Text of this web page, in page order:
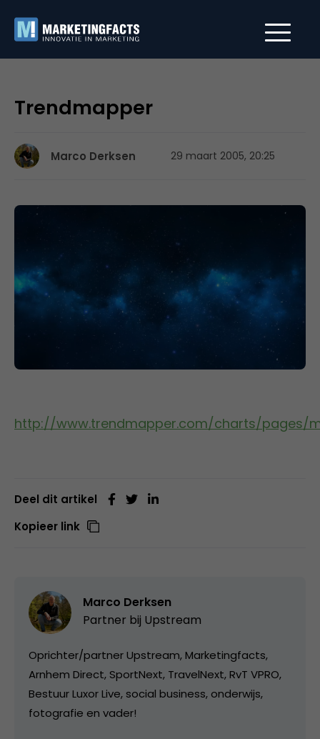
Trendmapper
Marco Derksen 29 maart 2005, 20:25
http://www.trendmapper.com/charts/pages/
Deel dit artikel
Kopieer link
Marco Derksen
Partner bij Upstream
Oprichter/partner Upstream, Marketingfacts,
Arnhem Direct, SportNext, TravelNext, RvT VPRO,
Bestuur Luxor Live, social business, onderwijs,
fotografie en vader!